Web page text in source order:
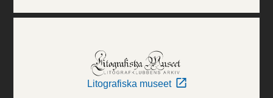
Litografiska museet